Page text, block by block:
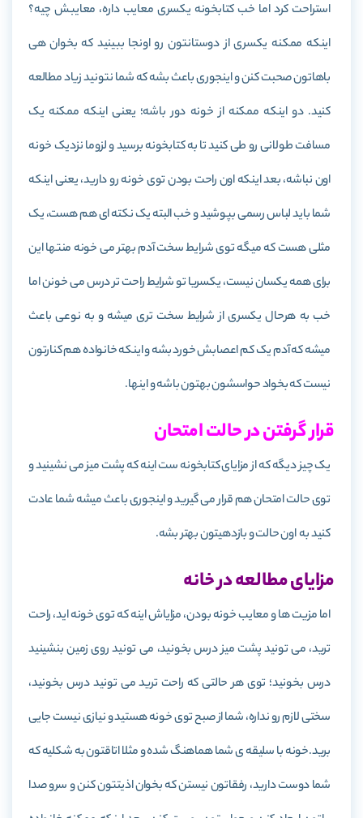
استراحت کرد اما خب کتابخونه یکسری معایب داره، معایبش چیه؟
اینکه ممکنه یکسری از دوستانتون رو اونجا ببینید که بخوان هی
باهاتون صحبت کنن و اینجوری باعث بشه که شما نتونید زیاد مطالعه
کنید. دو اینکه ممکنه از خونه دور باشه؛ یعنی اینکه ممکنه یک
مسافت طولانی رو طی کنید تا به کتابخونه برسید و لزوما نزدیک خونه
اون نباشه، بعد اینکه اون راحت بودن توی خونه رو دارید، یعنی اینکه
شما باید لباس رسمی بپوشید و خب البته یک نکته ای هم هست، یک
مثلی هست که میگه توی شرایط سخت آدم بهتر می خونه منتها این
برای همه یکسان نیست، یکسریا تو شرایط راحت تر درس می خونن اما
خب به هرحال یکسری از شرایط سخت تری میشه و به نوعی باعث
میشه که آدم یک کم اعصابش خورد بشه و اینکه خانواده هم کنارتون
نیست که بخواد حواسشون بهتون باشه و اینها.
قرار گرفتن در حالت امتحان
یک چیز دیگه که از مزایای کتابخونه ست اینه که پشت میز می نشینید و
توی حالت امتحان هم قرار می گیرید و اینجوری باعث میشه شما عادت
کنید به اون حالت و بازدهیتون بهتر بشه.
مزایای مطالعه در خانه
اما مزیت ها و معایب خونه بودن، مزایاش اینه که توی خونه اید، راحت
ترید، می تونید پشت میز درس بخونید، می تونید روی زمین بنشینید
درس بخونید؛ توی هر حالتی که راحت ترید می تونید درس بخونید،
سختی لازم رو نداره، شما از صبح توی خونه هستید و نیازی نیست جایی
برید.خونه با سلیقه ی شما هماهنگ شده و مثلا اتاقتون به شکلیه که
شما دوست دارید، رفقاتون نیستن که بخوان اذیتتون کنن و سرو صدا